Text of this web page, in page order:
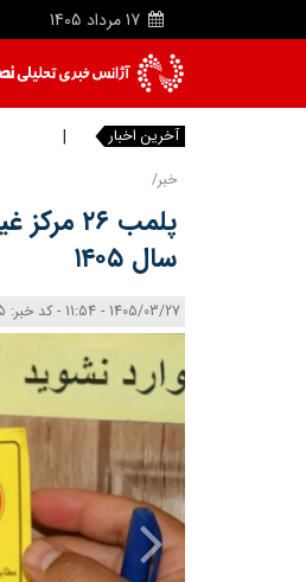
17 مرداد 1405
آخرین اخبار خبرنگاری
خبر/
پلمب
سال ۱۴۰۵
1405/03/27 - 11:54 - کد خبر: 162855